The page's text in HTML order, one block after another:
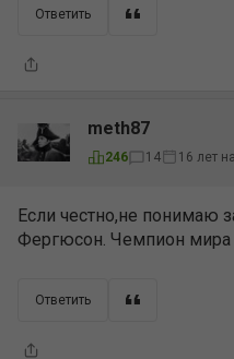
Ответить
meth87
246 14 16 лет
Если честно,не понимаю
Фергюсон. Чемпион мира -
Ответить